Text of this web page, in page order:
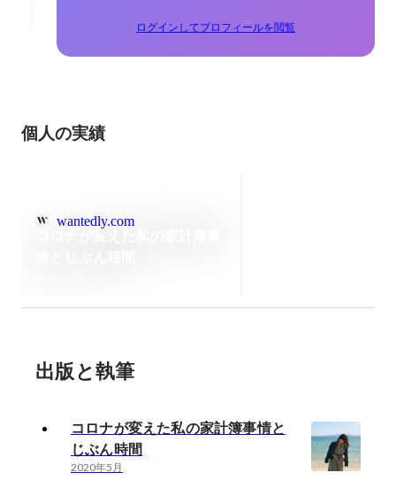
ログインしてプロフィールを閲覧
個人の実績
wantedly.com
出版と執筆
コロナが変えた私の家計簿事情と
じぶん時間
2020年5月